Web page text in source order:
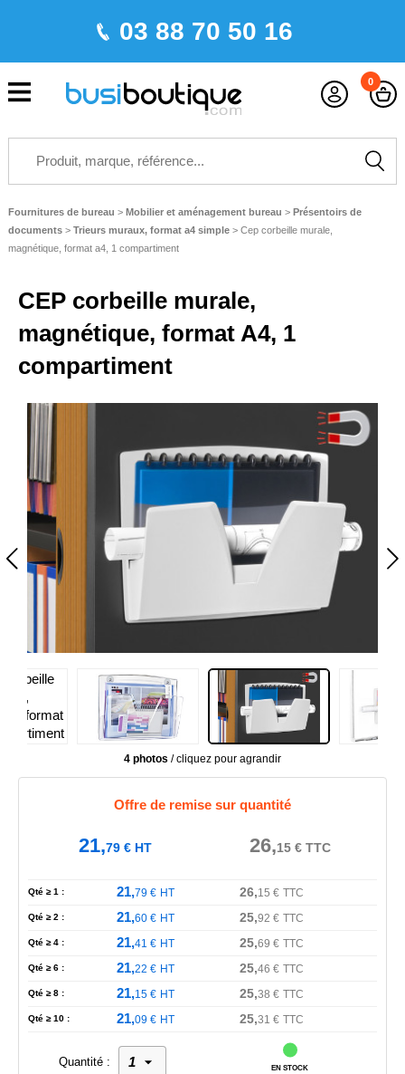
03 88 70 50 16
0
Fournitures de bureau > Mobilier et aménagement bureau > Présentoirs de
documents > Trieurs muraux, format a4 simple> Cep corbeille murale,
magnétique, format a4, 1 compartiment
CEP corbeille murale,
magnétique, format A4, 1
compartiment
4 photos / cliquez pour agrandir
Offre de remise sur quantité
21,79€HT 26,15€TTC
Qté ≥ 1 : 21,79€ HT 26,15 € TTC
Qté ≥ 2 : 21,60€ HT 25,92 € TTC
Qté ≥ 4 : 21,41 € HT 25,69 € TTC
Qté ≥ 6 : 21,22 € HT 25,46 € TTC
Qté ≥ 8 : 21,15€ HT 25,38 € TTC
Qté ≥ 10 : 21,09€ HT 25,31 € TTC
Quantité :
EN STOCK